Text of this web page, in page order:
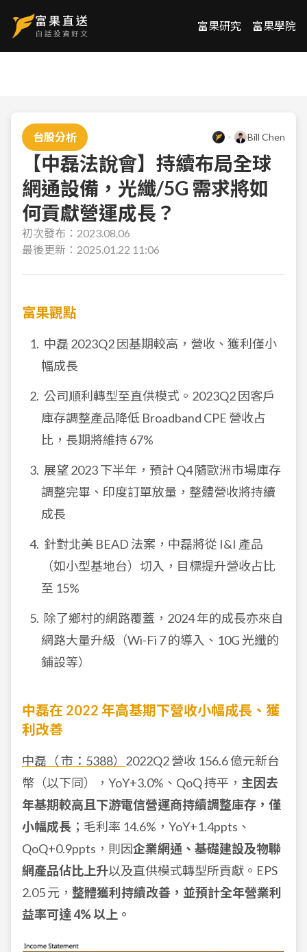
富果研究 富果學院
台股分析 Bill Chen
【中磊法說會】持續布局全球
網通設備，光纖/5G 需求將如
何貢獻營運成長？
初次發布： 2023.08.06
最後更新： 2025.01.22 11:06
富果觀點
中磊 2023Q2 因基期較高，營收、獲利僅小
幅成長
公司順利轉型至直供模式。2023Q2 因客戶
庫存調整產品降低 Broadband CPE 營收占
比，長期將維持 67%
展望 2023 下半年，預計 Q4 隨歐洲市場庫存
調整完畢、印度訂單放量，整體營收將持續
成長
針對北美 BEAD 法案，中磊將從 I&I 產品
（如小型基地台）切入，目標提升營收占比
至 15%
除了鄉村的網路覆蓋，2024 年的成長亦來自
網路大量升級（Wi-Fi 7 的導入、10G 光纖的
鋪設等）
中磊在 2022 年高基期下營收小幅成長、獲
利改善
中磊（ 市：5388） 2022Q2 營收 156.6 億元新台
幣（以下同），YoY+3.0%、QoQ 持平， 主因去
年基期較高且下游電信營運商持續調整庫存，僅
小幅成長 ；毛利率 14.6%，YoY+1.4ppts、
QoQ+0.9ppts，則因企業網通、基礎建設及物聯
網產品佔比上升以及直供模式轉型所貢獻。EPS
2.05 元， 整體獲利持續改善，並預計全年營業利
益率可達 4% 以上。